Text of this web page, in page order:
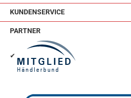
KUNDENSERVICE
PARTNER
✔